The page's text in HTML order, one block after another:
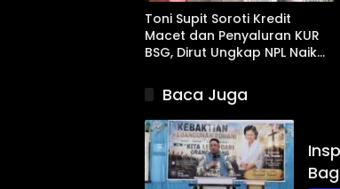
Toni Supit Soroti Kredit
Macet dan Penyaluran KUR
BSG, Dirut Ungkap NPL Naik
Baca Juga